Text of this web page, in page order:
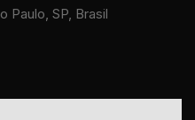
Paulo, SP, Brasil